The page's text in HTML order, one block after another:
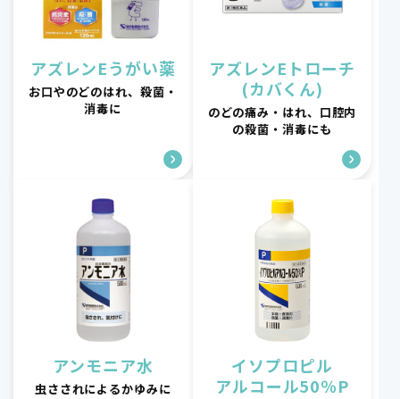
アズレンEうがい薬
お口やのどのはれ、殺菌・
消毒に
アズレンEトローチ
(カバくん)
のどの痛み・はれ、口腔内
の殺菌・消毒にも
アンモニア水
虫さされによるかゆみに
イソプロピル
アルコール50％P